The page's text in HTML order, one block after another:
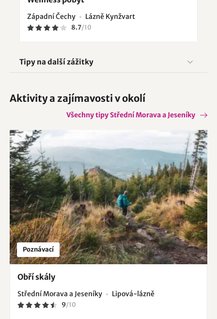
Západní Čechy Lázně Kynžvart
8.7/10
Tipy na další zážitky
Aktivity a zajímavosti v okolí
Všechny tipy Střední Morava a Jeseníky
Poznávací
Obří skály
Střední Morava a Jeseníky Lipová-lázně
9/10